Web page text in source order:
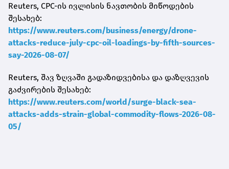
Reuters, CPC-ის ივლისის ნავთობის მიწოდების
შესახებ:
https://www.reuters.com/business/energy/drone-
attacks-reduce-july-cpc-oil-loadings-by-fifth-sources-
say-2026-08-07/
Reuters, შავ ზღვაში გადაზიდვებისა და დაზღვევის
გაძვირების შესახებ:
https://www.reuters.com/world/surge-black-sea-
attacks-adds-strain-global-commodity-flows-2026-08-
05/